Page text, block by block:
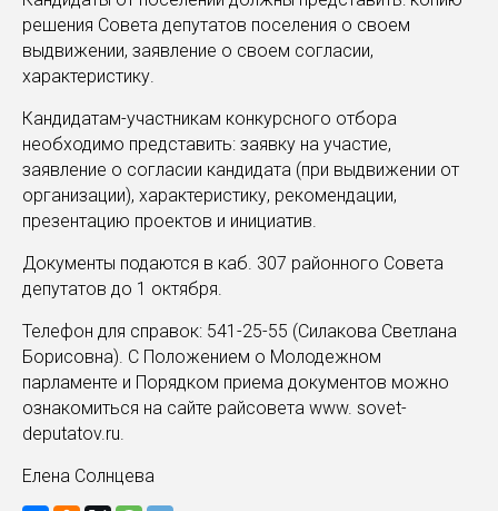
решения Совета депутатов поселения о своем
выдвижении, заявление о своем согласии,
характеристику.
Кандидатам-участникам конкурсного отбора
необходимо представить: заявку на участие,
заявление о согласии кандидата (при выдвижении от
организации), характеристику, рекомендации,
презентацию проектов и инициатив.
Документы подаются в каб. 307 районного Совета
депутатов до 1 октября.
Телефон для справок: 541-25-55 (Силакова Светлана
Борисовна). С Положением о Молодежном
парламенте и Порядком приема документов можно
ознакомиться на сайте райсовета www. sovet-
deputatov.ru.
Елена Солнцева